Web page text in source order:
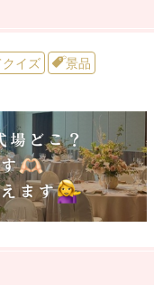
イズ
景品